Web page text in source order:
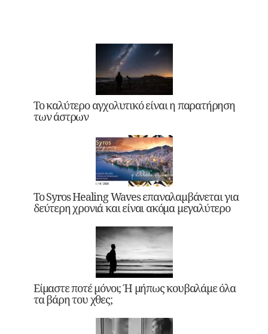
Το καλύτερο αγχολυτικό είναι η παρατήρηση
των άστρων
Το Syros Healing Waves επαναλαμβάνεται για
δεύτερη χρονιά και είναι ακόμα μεγαλύτερο
Είμαστε ποτέ μόνοι; Ή μήπως κουβαλάμε όλα
τα βάρη του χθες;